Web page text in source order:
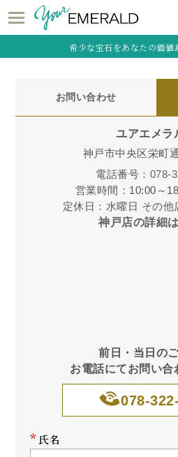
希少な宝石をあなたの価値
お問い合わせ
ユアエメラ
神戸市中央区栄町
電話番号： 078-
営業時間：10:00～
定休日：水曜日 その他
神戸店の詳細
前日・当日の
お電話にてお問い合
078-
*氏名